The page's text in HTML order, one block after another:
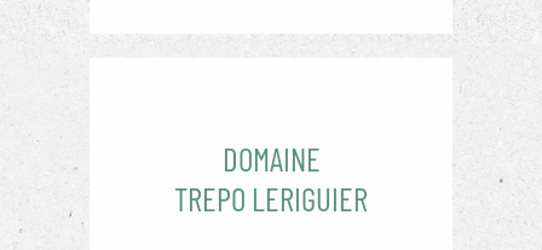
DOMAINE
TREPO LERIGUIER